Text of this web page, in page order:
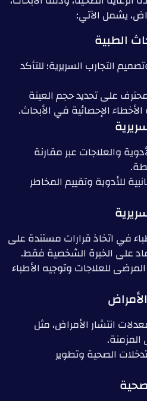
يشمل الآتي:
الطبية
التجارب السريرية؛ للتأكد
على تحديد حجم العينة
الإحصائية في الأبحاث.
والعلاجات عبر مقارنة
للأدوية وتقييم المخاطر
في اتخاذ قرارات مستندة على
على الخبرة الشخصية فقط.
للعلاجات وتوجيه الأطباء
انتشار الأمراض، مثل
الصحية وتطوير